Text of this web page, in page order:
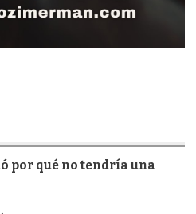
por qué no tendría una